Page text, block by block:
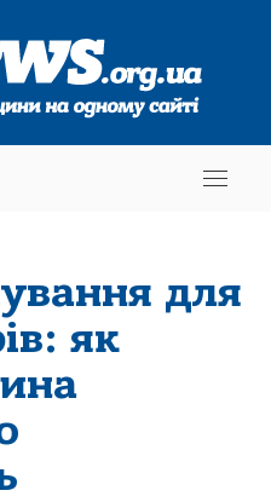
для
як